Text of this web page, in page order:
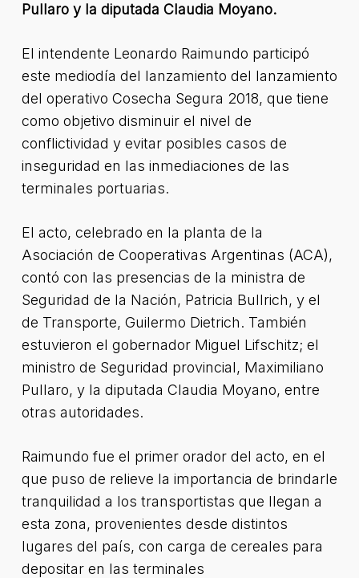
Pullaro y la diputada Claudia Moyano.
El intendente Leonardo Raimundo participó
este mediodía del lanzamiento del lanzamiento
del operativo Cosecha Segura 2018, que tiene
como objetivo disminuir el nivel de
conflictividad y evitar posibles casos de
inseguridad en las inmediaciones de las
terminales portuarias.
El acto, celebrado en la planta de la
Asociación de Cooperativas Argentinas (ACA),
contó con las presencias de la ministra de
Seguridad de la Nación, Patricia Bullrich, y el
de Transporte, Guilermo Dietrich. También
estuvieron el gobernador Miguel Lifschitz; el
ministro de Seguridad provincial, Maximiliano
Pullaro, y la diputada Claudia Moyano, entre
otras autoridades.
Raimundo fue el primer orador del acto, en el
que puso de relieve la importancia de brindarle
tranquilidad a los transportistas que llegan a
esta zona, provenientes desde distintos
lugares del país, con carga de cereales para
depositar en las terminales